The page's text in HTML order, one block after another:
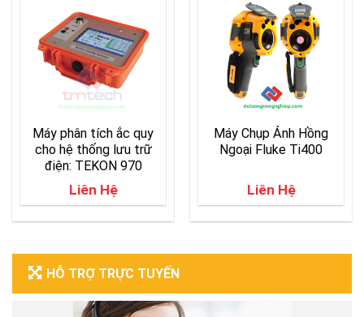
Máy phân tích ắc quy
cho hệ thống lưu trữ
điện: TEKON 970
Liên Hệ
Máy Chụp Ảnh Hồng
Ngoại Fluke Ti400
Liên Hệ
HỖ TRỢ TRỰC TUYẾN